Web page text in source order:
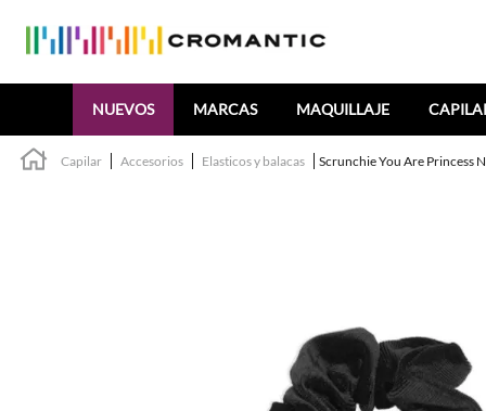
NUEVOS MARCAS MAQUILLAJE
Capilar Accesorios Elasticos y balacas Scrunchie You Are Princess